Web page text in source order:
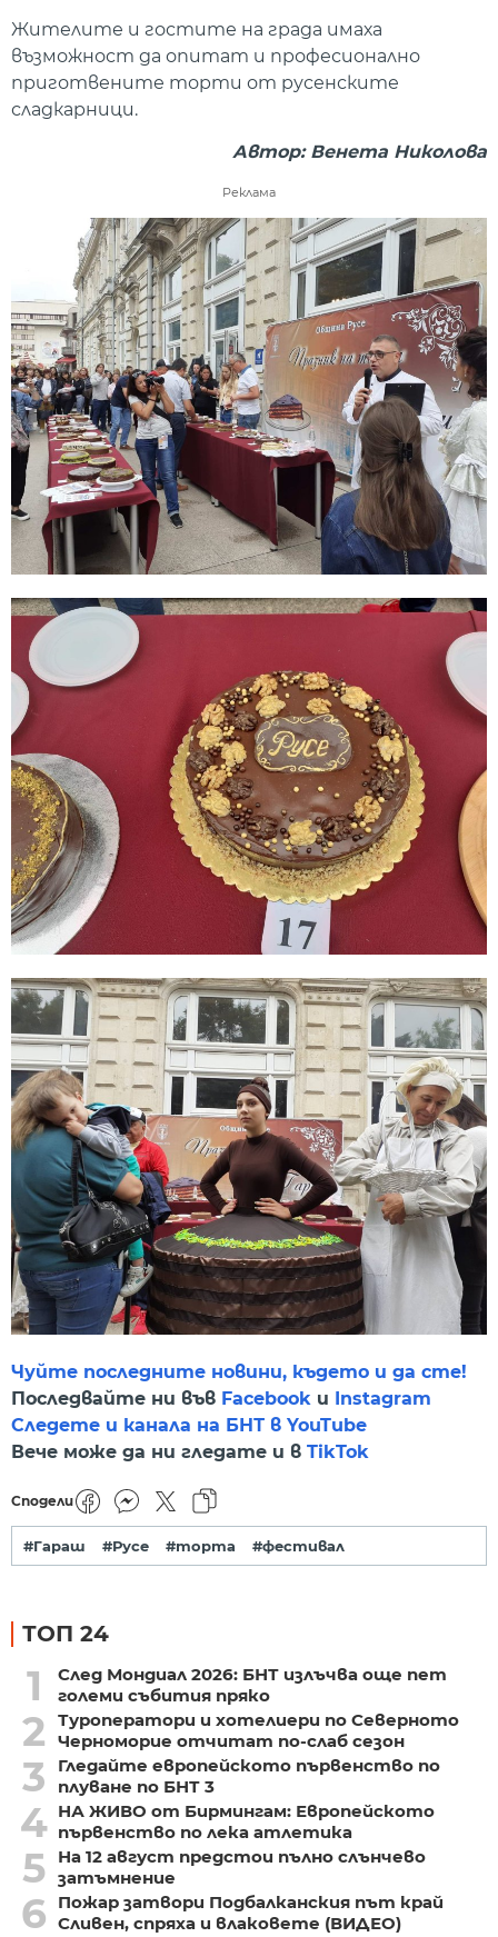
Жителите и гостите на града имаха
възможност да опитат и професионално
приготвените торти от русенските
сладкарници.
Автор: Венета Николова
Реклама
Чуйте последните новини, където и да сте!
Последвайте ни във Facebook и Instagram
Следете и канала на БНТ в YouTube
Вече може да ни гледате и в TikTok
Сподели
#Гараш #Русе #торта #фестивал
ТОП 24
1
След Мондиал 2026: БНТ излъчва още пет
големи събития пряко
2
Туроператори и хотелиери по Северното
Черноморие отчитат по-слаб сезон
3
Гледайте европейското първенство по
плуване по БНТ 3
4 НА ЖИВО от Бирмингам: Европейското
първенство по лека атлетика
5
На 12 август предстои пълно слънчево
затъмнение
6
Пожар затвори Подбалканския път край
Сливен, спряха и влаковете (ВИДЕО)